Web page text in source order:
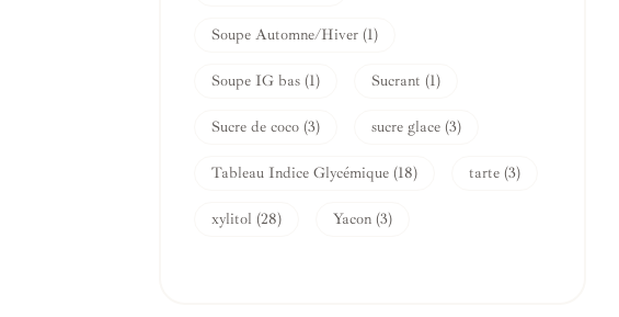
Soupe Automne/Hiver (1)
Soupe IG bas (1) Sucrant (1)
Sucre de coco (3) sucre glace (3)
Tableau Indice Glycémique (18) tarte (3)
xylitol (28) Yacon (3)